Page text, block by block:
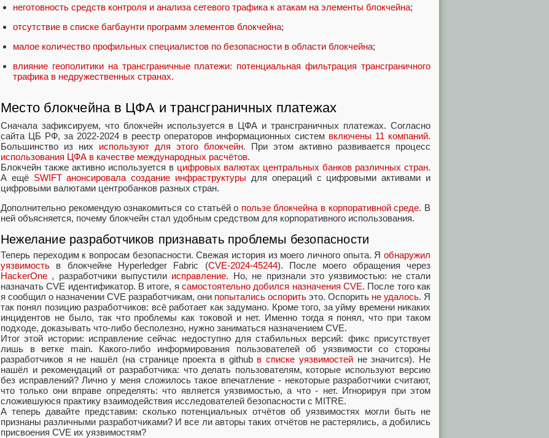
неготовность средств контроля и анализа сетевого трафика к атакам на элементы блокчейна;
отсутствие в списке багбаунти программ элементов блокчейна;
малое количество профильных специалистов по безопасности в области блокчейна;
влияние геополитики на трансграничные платежи: потенциальная фильтрация трансграничного
трафика в недружественных странах.
Место блокчейна в ЦФА и трансграничных платежах
Сначала зафиксируем, что блокчейн используется в ЦФА и трансграничных платежах. Согласно
сайта ЦБ РФ, за 2022-2024 в реестр операторов информационных систем включены 11 компаний.
Большинство из них используют для этого блокчейн. При этом активно развивается процесс
использования ЦФА в качестве международных расчётов.
Блокчейн также активно используется в цифровых валютах центральных банков различных стран.
А ещё SWIFT анонсировала создание инфраструктуры для операций с цифровыми активами и
цифровыми валютами центробанков разных стран.
Дополнительно рекомендую ознакомиться со статьёй о пользе блокчейна в корпоративной среде. В
ней объясняется, почему блокчейн стал удобным средством для корпоративного использования.
Нежелание разработчиков признавать проблемы безопасности
Теперь переходим к вопросам безопасности. Свежая история из моего личного опыта. Я обнаружил
уязвимость в блокчейне Hyperledger Fabric (CVE-2024-45244). После моего обращения через
HackerOne , разработчики выпустили исправление. Но, не признали это уязвимостью: не стали
назначать CVE идентификатор. В итоге, я самостоятельно добился назначения CVE. После того как
я сообщил о назначении CVE разработчикам, они попытались оспорить это. Оспорить не удалось. Я
так понял позицию разработчиков: всё работает как задумано. Кроме того, за уйму времени никаких
инцидентов не было, так что проблемы как токовой и нет. Именно тогда я понял, что при таком
подходе, доказывать что-либо бесполезно, нужно заниматься назначением CVE.
Итог этой истории: исправление сейчас недоступно для стабильных версий: фикс присутствует
лишь в ветке main. Какого-либо информирования пользователей об уязвимости со стороны
разработчиков я не нашёл (на странице проекта в github в списке уязвимостейне значится). Не
нашёл и рекомендаций от разработчика: что делать пользователям, которые используют версию
без исправлений? Лично у меня сложилось такое впечатление - некоторые разработчики считают,
что только они вправе определять: что является уязвимостью, а что - нет. Игнорируя при этом
сложившуюся практику взаимодействия исследователей безопасности с MITRE.
А теперь давайте представим: сколько потенциальных отчётов об уязвимостях могли быть не
признаны различными разработчиками? И все ли авторы таких отчётов не растерялись, а добились
присвоения CVE их уязвимостям?